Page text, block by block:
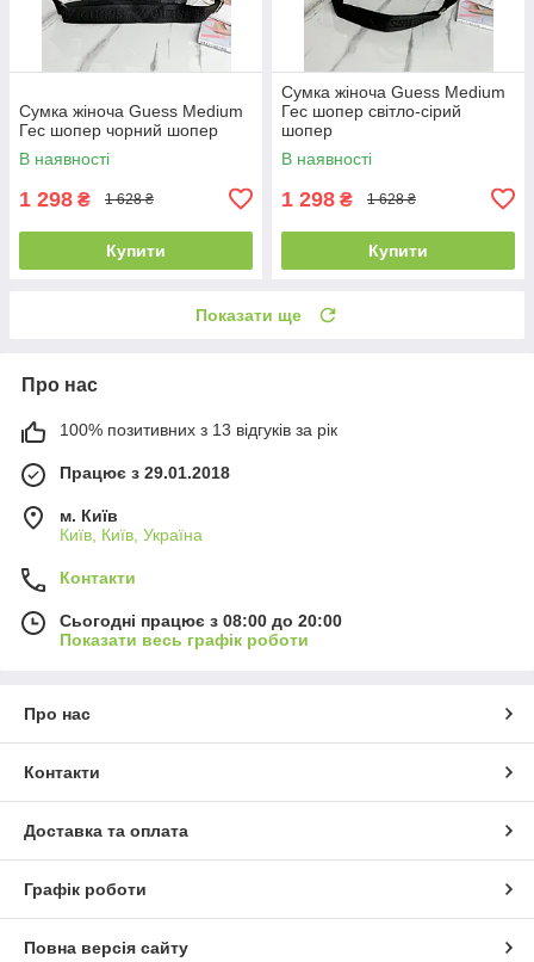
Сумка жіноча Guess Medium
Гес шопер чорний шопер
В наявності
1 298 ₴ 1 628 ₴
Купити
Сумка жіноча Guess Medium
Гес шопер світло-сірий
шопер
В наявності
1 298 ₴ 1 628 ₴
Купити
Показати ще
Про нас
100% позитивних з 13 відгуків за рік
Працює з 29.01.2018
м. Київ
Київ, Київ, Україна
Контакти
Сьогодні працює з 08:00 до 20:00
Показати весь графік роботи
Про нас
Контакти
Доставка та оплата
Графік роботи
Повна версія сайту